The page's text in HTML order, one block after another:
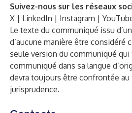
Suivez-nous sur les réseaux
X | LinkedIn | Instagram |
Le texte du communiqué issu
d’aucune manière être considéré
seule version du communiqué
communiqué dans sa langue
devra toujours être confrontée
jurisprudence.